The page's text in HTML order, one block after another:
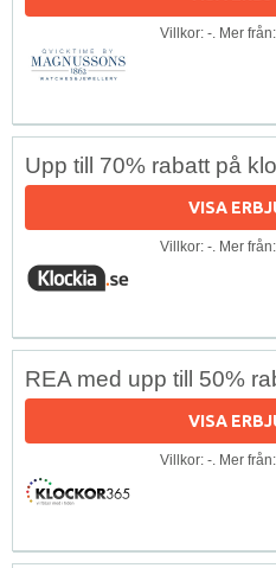
Villkor: -. Mer från:
Upp till 70% rabatt på
VISA
Villkor: -. Mer från:
REA med upp till 50%
VISA
Villkor: -. Mer från: